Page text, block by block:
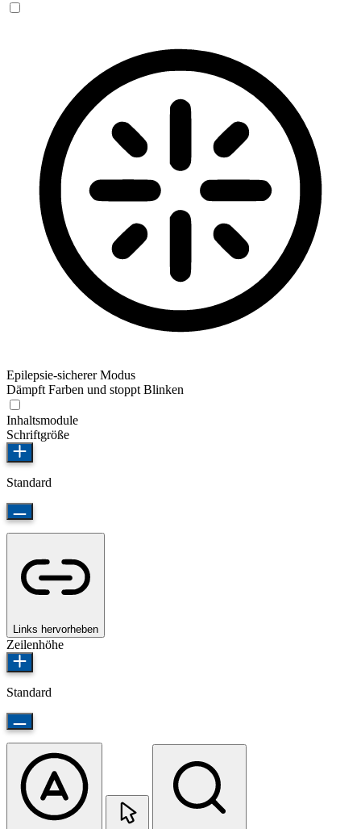
Epilepsie-sicherer Modus
Dämpft Farben und stoppt Blinken
Inhaltsmodule
Schriftgröße
Standard
Links hervorheben
Zeilenhöhe
Standard